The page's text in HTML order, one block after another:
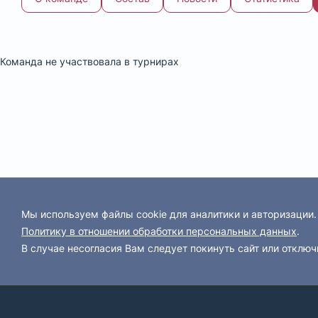
Команда: календарь
Команда не участвовала в турнирах
Мы используем файлы cookie для аналитики и
Политику в отношении обработки персональных данных.
В случае несогласия Вам следует покинуть сайт или